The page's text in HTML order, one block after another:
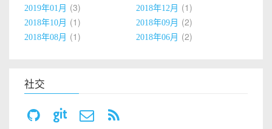
2019年01月 3 2018年12月 1
2018年10月 1 2018年09月 2
2018年08月 1 2018年06月 2
社交